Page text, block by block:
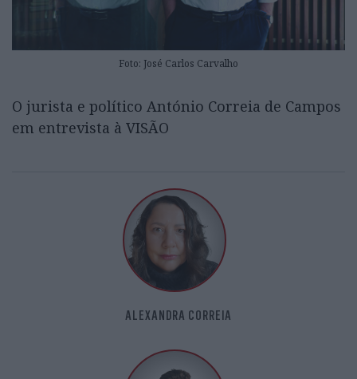
Foto: José Carlos Carvalho
O jurista e político António Correia de Campos
em entrevista à VISÃO
ALEXANDRA CORREIA